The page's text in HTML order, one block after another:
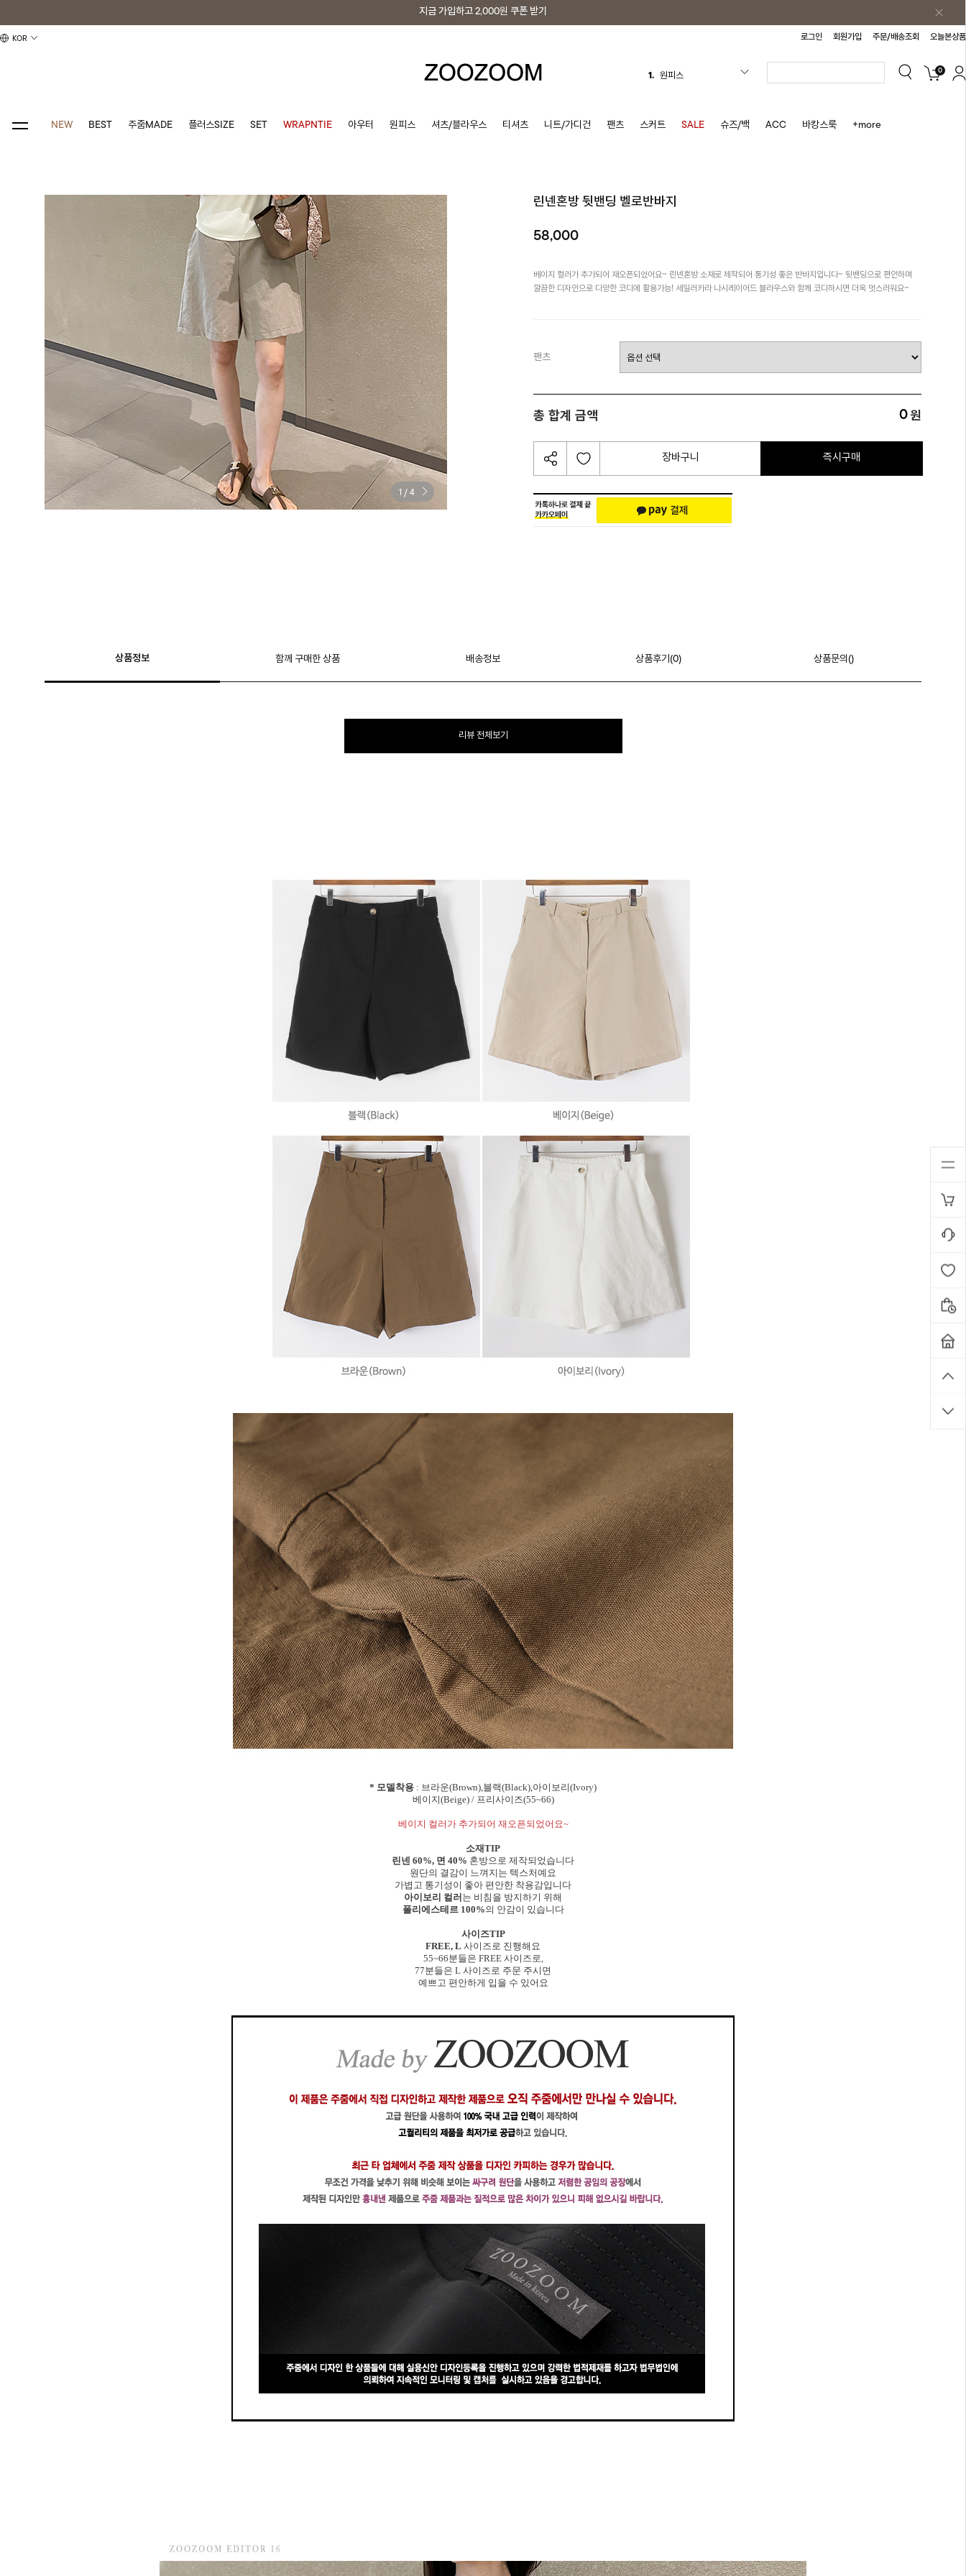
지금 가입하고 2,000원 쿠폰 받기
KOR 로그인 회원가입 주문/배송조회 오늘본상품
1. 원피스
3.
7. 가디건
10. 바스락원피스
0
NEW BEST 주줌MADE 플러스SIZE SET WRAPNTIE 아우터 원피스 셔츠/블라우스 티셔츠 니트/가디건 팬츠 스커트 SALE 슈즈/백 ACC 바캉스룩 +more
1 / 4
린넨혼방 뒷밴딩 벨로반바지
58,000
베이지 컬러가 추가되어 재오픈되었어요~ 린넨혼방 소재로 제작되어 통기성 좋은 반바지입니다~ 뒷밴딩으로 편안하며
깔끔한 디자인으로 다양한 코디에 활용가능! 세일러카라 나시레이어드 블라우스와 함께 코디하시면 더욱 멋스러워요~
팬츠
총 합계 금액 0원
장바구니 즉시구매
상품정보 함께 구매한 상품 배송정보 상품후기(0) 상품문의()
리뷰 전체보기
* 모델착용 : 브라운(Brown),블랙(Black),아이보리(Ivory)
베이지(Beige) / 프리사이즈(55~66)
베이지 컬러가 추가되어 재오픈되었어요~
소재TIP
린넨 60%, 면 40% 혼방으로 제작되었습니다
원단의 결감이 느껴지는 텍스처예요
가볍고 통기성이 좋아 편안한 착용감입니다
아이보리 컬러 는 비침을 방지하기 위해
폴리에스테르 100%의 안감이 있습니다
사이즈TIP
FREE, L 사이즈로 진행해요
55~66분들은 FREE 사이즈로,
77분들은 L 사이즈로 주문 주시면
예쁘고 편안하게 입을 수 있어요